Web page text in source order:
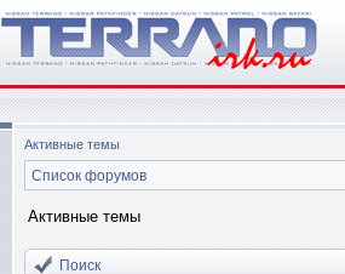
Активные темы
Список форумов
Активные темы
Поиск